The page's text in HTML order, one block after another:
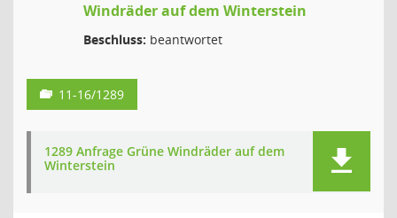
Windräder auf dem Winterstein
Beschluss: beantwortet
11-16/1289
1289 Anfrage Grüne Windräder auf dem
Winterstein